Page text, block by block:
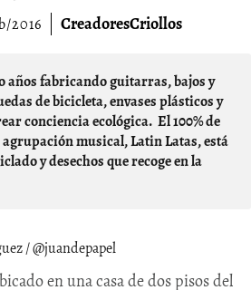
2016 CreadoresCriollos
de bicicleta, envases plásticos y
conciencia ecológica. El 100% de
musical, Latin Latas, está
y desechos que recoge en la
/ @juandepapel
en una casa de dos pisos del